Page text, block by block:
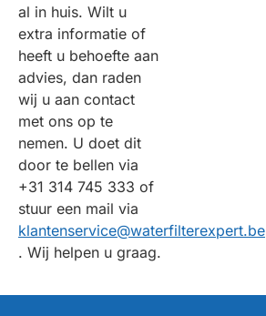
al in huis. Wilt u
extra informatie of
heeft u behoefte aan
advies, dan raden
wij u aan contact
met ons op te
nemen. U doet dit
door te bellen via
+31 314 745 333 of
stuur een mail via
klantenservice@waterfilterexpert.be
. Wij helpen u graag.